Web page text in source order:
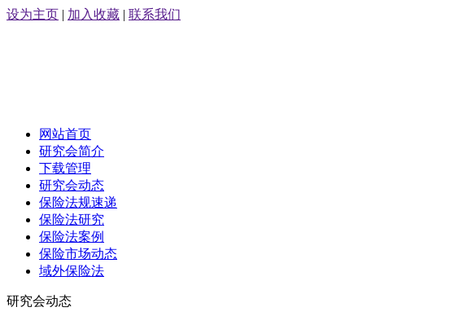
设为主页 | 加入收藏 | 联系我们
网站首页
研究会简介
下载管理
研究会动态
保险法规速递
保险法研究
保险法案例
保险市场动态
域外保险法
研究会动态